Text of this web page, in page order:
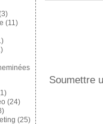
(11)
(24)
(25)
Soumettre